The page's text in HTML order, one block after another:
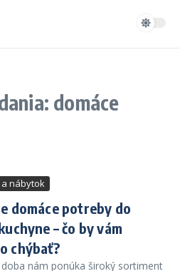
domáce
nábytok
domáce potreby do
– čo by vám
chýbať?
nám ponúka široký sortiment